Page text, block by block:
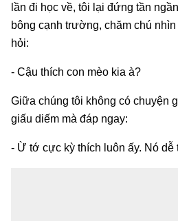
lần đi học về, tôi lại đứng tần
bông cạnh trường, chăm chú
hỏi:
- Cậu thích con mèo kia à?
Giữa chúng tôi không có chuyện
giấu diếm mà đáp ngay:
- Ừ tớ cực kỳ thích luôn ấy. Nó